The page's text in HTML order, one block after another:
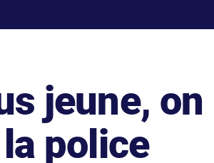
jeune, on
police